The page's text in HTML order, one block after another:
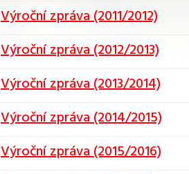
Výroční zpráva (2011/2012)
Výroční zpráva (2012/2013)
Výroční zpráva (2013/2014)
Výroční zpráva (2014/2015)
Výroční zpráva (2015/2016)